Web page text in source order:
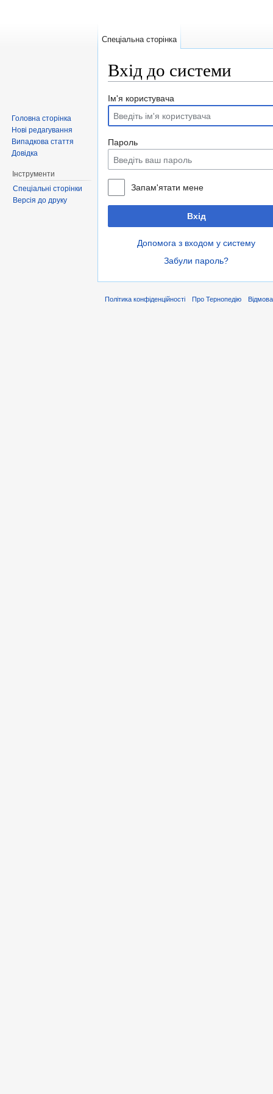
Вхід до системи
Ім'я користувача
Пароль
Запам'ятати мене
Вхід
Допомога з входом у систему
Забули пароль?
Спеціальна сторінка
Головна сторінка
Нові редагування
Випадкова стаття
Довідка
Інструменти
Спеціальні сторінки
Версія до друку
Політика конфіденційності Про Тернопедію Відмова